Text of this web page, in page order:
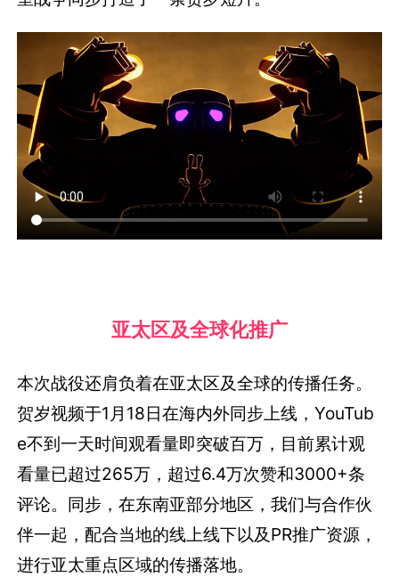
亚太区及全球化推广
本次战役还肩负着在亚太区及全球的传播任务。
贺岁视频于1月18日在海内外同步上线，YouTub
e不到一天时间观看量即突破百万，目前累计观
看量已超过265万，超过6.4万次赞和3000+条
评论。同步，在东南亚部分地区，我们与合作伙
伴一起，配合当地的线上线下以及PR推广资源，
进行亚太重点区域的传播落地。